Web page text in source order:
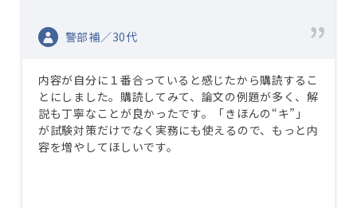
警部補／30代
内容が自分に１番合っていると感じたから購読するこ
とにしました。購読してみて、論文の例題が多く、解
説も丁寧なことが良かったです。「きほんの“キ”」
が試験対策だけでなく実務にも使えるので、もっと内
容を増やしてほしいです。